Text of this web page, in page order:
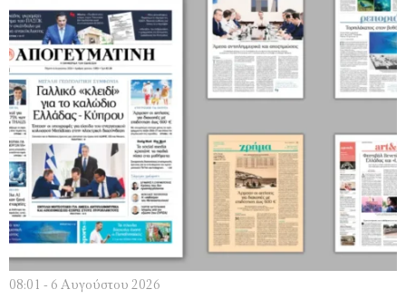
08:01 - 6 Αυγούστου 2026